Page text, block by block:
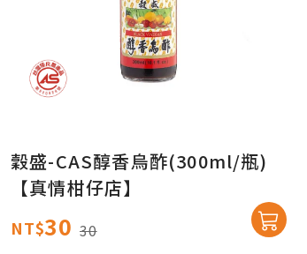
穀盛-CAS醇香烏酢(300ml/瓶)
【真情柑仔店】
NT$30 30